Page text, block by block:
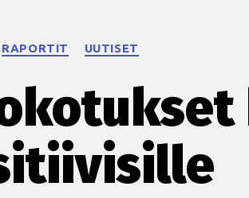
Kategoriat
RAPORTIT UUTISET